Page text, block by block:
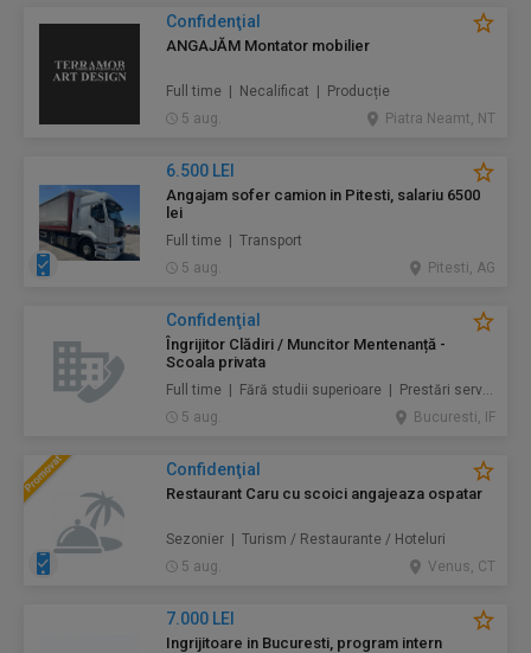
Confidenţial
ANGAJĂM Montator mobilier
Full time | Necalificat | Producție
5 aug.
Piatra Neamt, NT
6.500 LEI
Angajam sofer camion in Pitesti, salariu 6500
lei
Full time | Transport
5 aug.
Pitesti, AG
Confidenţial
Îngrijitor Clădiri / Muncitor Mentenanță -
Scoala privata
Full time | Fără studii superioare | Prestări servicii / Mentenanță / Instalații / Construcţii / Amenajări
5 aug.
Bucuresti, IF
Confidenţial
Restaurant Caru cu scoici angajeaza ospatar
Sezonier | Turism / Restaurante / Hoteluri
5 aug.
Venus, CT
7.000 LEI
Ingrijitoare in Bucuresti, program intern